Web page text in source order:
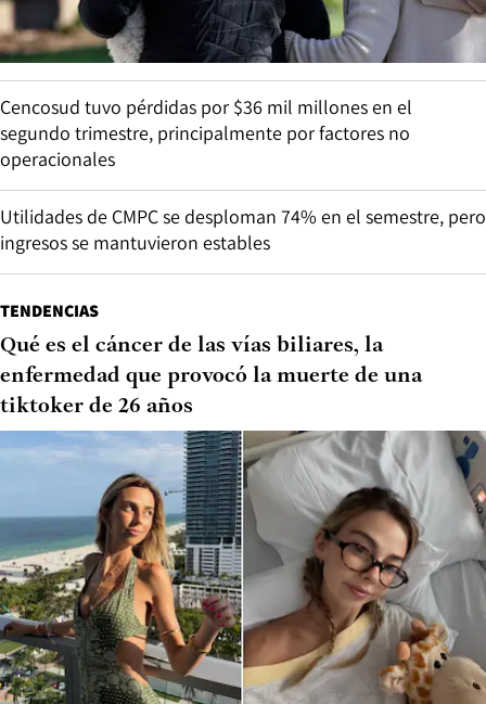
Cencosud tuvo pérdidas por $36 mil millones en el
segundo trimestre, principalmente por factores no
operacionales
Utilidades de CMPC se desploman 74% en el semestre, pero
ingresos se mantuvieron estables
TENDENCIAS
Qué es el cáncer de las vías biliares, la
enfermedad que provocó la muerte de una
tiktoker de 26 años